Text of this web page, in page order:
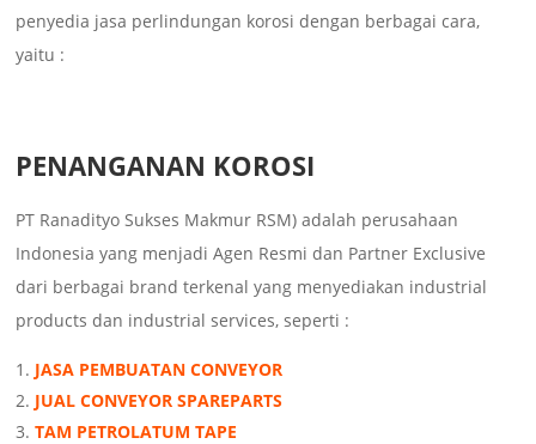
penyedia jasa perlindungan korosi dengan berbagai cara,
yaitu :
PENANGANAN KOROSI
PT Ranadityo Sukses Makmur RSM) adalah perusahaan
Indonesia yang menjadi Agen Resmi dan Partner Exclusive
dari berbagai brand terkenal yang menyediakan industrial
products dan industrial services, seperti :
JASA PEMBUATAN CONVEYOR
JUAL CONVEYOR SPAREPARTS
TAM PETROLATUM TAPE